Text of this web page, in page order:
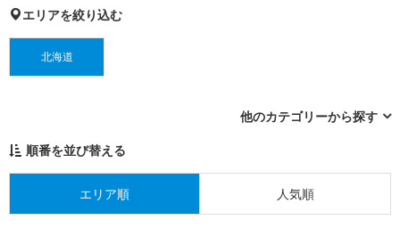
エリアを絞り込む
北海道
他のカテゴリーから探す
順番を並び替える
エリア順 人気順